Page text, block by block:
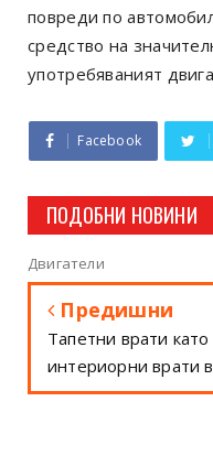
повреди по
средство на
употребяваният
Facebook
ПОДОБНИ НОВИНИ
Двигатели
Предишни
Тапетни врати
интериорни врати